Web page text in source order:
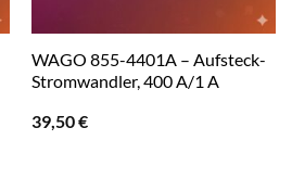
WAGO 855-4401A – Aufsteck-
Stromwandler, 400 A/1 A
39,50€